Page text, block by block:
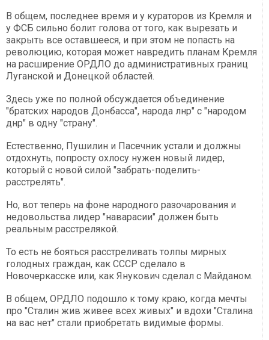
В общем, последнее время и у кураторов из Кремля и
у ФСБ сильно болит голова от того, как вырезать и
закрыть все оставшееся, и при этом не попасть на
революцию, которая может навредить планам Кремля
на расширение ОРДЛО до административных границ
Луганской и Донецкой областей.
Здесь уже по полной обсуждается объединение
"братских народов Донбасса", народа лнр" с "народом
днр" в одну "страну".
Естественно, Пушилин и Пасечник устали и должны
отдохнуть, попросту охлосу нужен новый лидер,
который с новой силой "забрать-поделить-
расстрелять".
Но, вот теперь на фоне народного разочарования и
недовольства лидер "наварасии" должен быть
реальным расстрелякой.
То есть не бояться расстреливать толпы мирных
голодных граждан, как СССР сделало в
Новочеркасске или, как Янукович сделал с Майданом.
В общем, ОРДЛО подошло к тому краю, когда мечты
про "Сталин жив живее всех живых" и вдохи "Сталина
на вас нет" стали приобретать видимые формы.